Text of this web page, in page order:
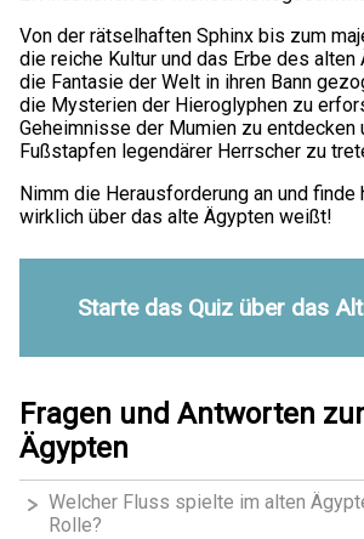
Von der rätselhaften Sphinx bis zum
die reiche Kultur und das Erbe des alten
die Fantasie der Welt in ihren Bann
die Mysterien der Hieroglyphen zu
Geheimnisse der Mumien zu entdecken
Fußstapfen legendärer Herrscher zu
Nimm die Herausforderung an und finde
wirklich über das alte Ägypten weißt!
Starte das Quiz über das
Fragen und Antworten
Ägypten
Welcher Fluss spielte im alten
Rolle?